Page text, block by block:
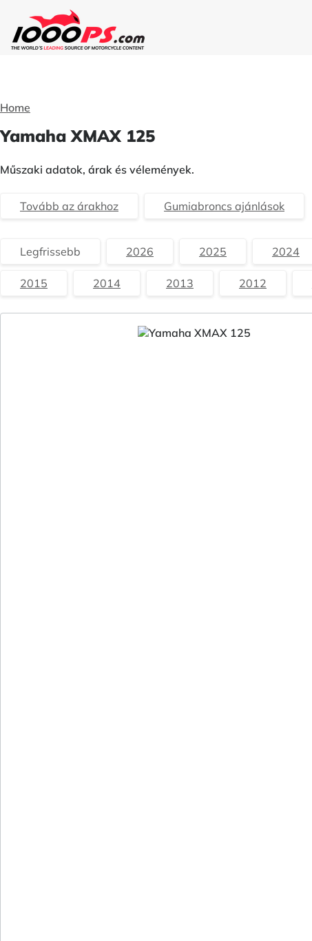
Home
Yamaha XMAX 125
Műszaki adatok, árak és vélemények.
Tovább az árakhoz Gumiabroncs ajánlások
Legfrissebb 2026 2025 2024
2015 2014 2013 2012